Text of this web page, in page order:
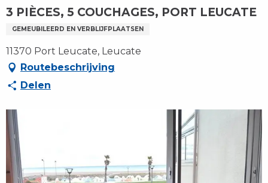
3 PIÈCES, 5 COUCHAGES, PORT LEUCATE
GEMEUBILEERD EN VERBLIJFPLAATSEN
11370 Port Leucate, Leucate
Routebeschrijving
Delen